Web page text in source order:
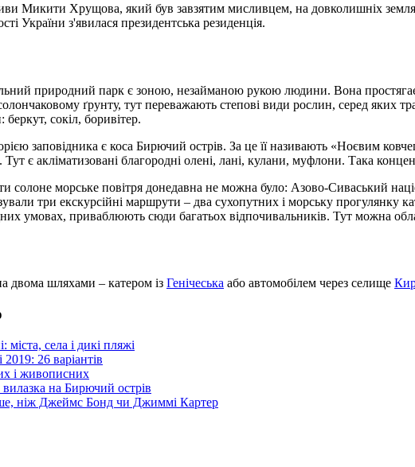
Микити Хрущова, який був завзятим мисливцем, на довколишніх
України з'явилася президентська резиденція.
природний парк є зоною, незайманою рукою людини. Вона
ґрунту, тут переважають степові види рослин, серед яких
сокіл, боривітер.
заповідника є коса Бирючий острів. За це її називають «Ноєвим
є акліматизовані благородні олені, лані, кулани, муфлони. Така
морське повітря донедавна не можна було: Азово-Сиваський
три екскурсійні маршрути – два сухопутних і морську
умовах, приваблюють сюди багатьох відпочивальників. Тут можна
двома шляхами – катером із Генічеська або автомобілем через селище
села і дикі пляжі
26 варіантів
і живописних
вилазка на Бирючий острів
ніж Джеймс Бонд чи Джиммі Картер